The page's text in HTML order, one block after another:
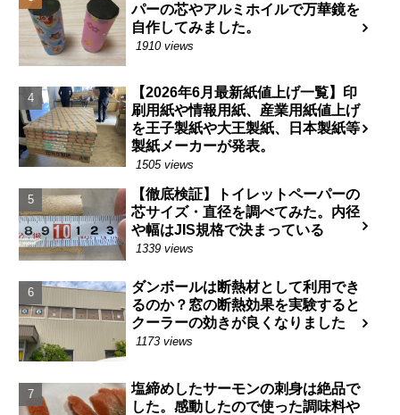
パーの芯やアルミホイルで万華鏡を
自作してみました。
1910 views
【2026年6月最新紙値上げ一覧】印
刷用紙や情報用紙、産業用紙値上げ
を王子製紙や大王製紙、日本製紙等
製紙メーカーが発表。
1505 views
【徹底検証】トイレットペーパーの
芯サイズ・直径を調べてみた。内径
や幅はJIS規格で決まっている
1339 views
ダンボールは断熱材として利用でき
るのか？窓の断熱効果を実験すると
クーラーの効きが良くなりました
1173 views
塩締めしたサーモンの刺身は絶品で
した。感動したので使った調味料や